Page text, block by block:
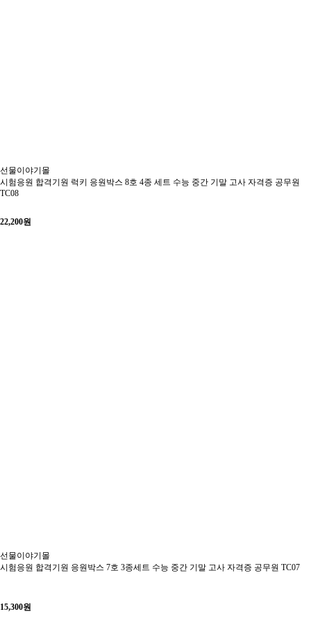
선물이야기몰
시험응원 합격기원 럭키 응원박스 8호 4종 세트 수능 중간 기말 고사 자격증 공무원
TC08
22,200원
선물이야기몰
시험응원 합격기원 응원박스 7호 3종세트 수능 중간 기말 고사 자격증 공무원 TC07
15,300원